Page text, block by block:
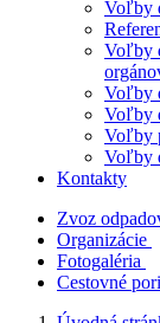
Voľby
Voľby
Voľby
Voľby
Voľby
Voľby
Kontakty
Zvoz
Organizácie
Fotogaléria
Cestovné